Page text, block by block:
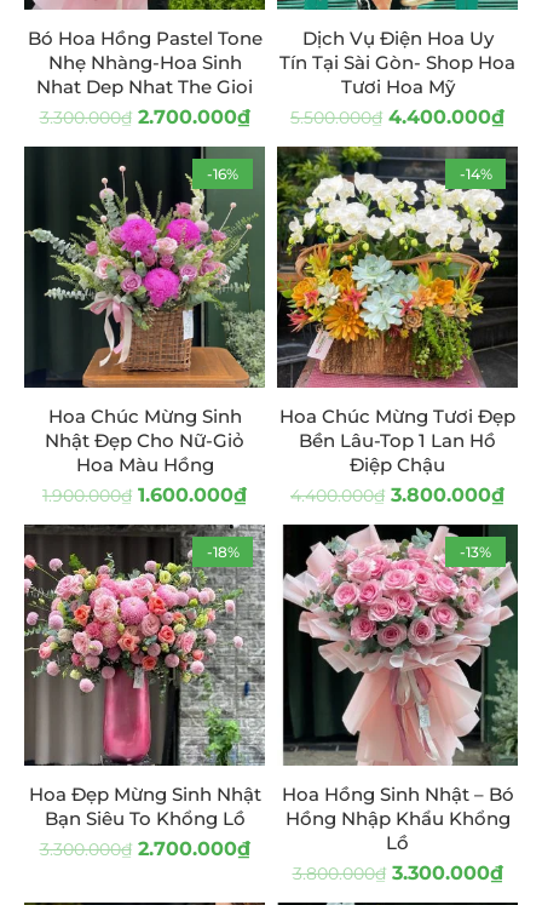
Bó Hoa Hồng Pastel Tone
Nhẹ Nhàng-Hoa Sinh
Nhat Dep Nhat The Gioi
3.300.000₫ 2.700.000₫
Dịch Vụ Điện Hoa Uy
Tín Tại Sài Gòn- Shop Hoa
Tươi Hoa Mỹ
5.500.000₫ 4.400.000₫
-16%
Hoa Chúc Mừng Sinh
Nhật Đẹp Cho Nữ-Giỏ
Hoa Màu Hồng
1.900.000₫ 1.600.000₫
-14%
Hoa Chúc Mừng Tươi Đẹp
Bền Lâu-Top 1 Lan Hồ
Điệp Chậu
4.400.000₫ 3.800.000₫
-18%
Hoa Đẹp Mừng Sinh Nhật
Bạn Siêu To Khổng Lồ
3.300.000₫ 2.700.000₫
-13%
Hoa Hồng Sinh Nhật – Bó
Hồng Nhập Khẩu Khổng
Lồ
3.800.000₫ 3.300.000₫